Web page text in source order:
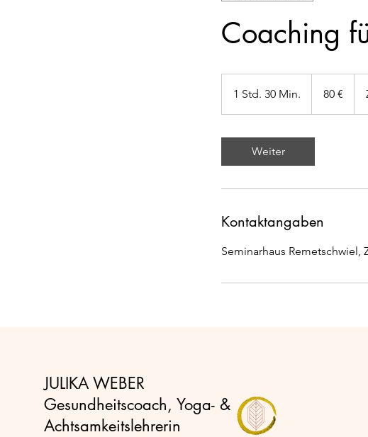
Coaching
1 Std. 30 Min.
i
n
80 €
Weiter
Kontaktangaben
Seminarhaus Remetschwiel,
JULIKA WEBER
Gesundheitscoach, Yoga- &
Achtsamkeitslehrerin